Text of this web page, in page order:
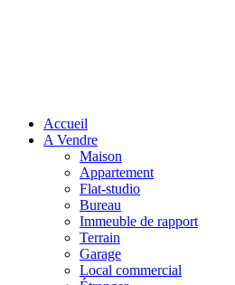
Accueil
A Vendre
Maison
Appartement
Flat-studio
Bureau
Immeuble de rapport
Terrain
Garage
Local commercial